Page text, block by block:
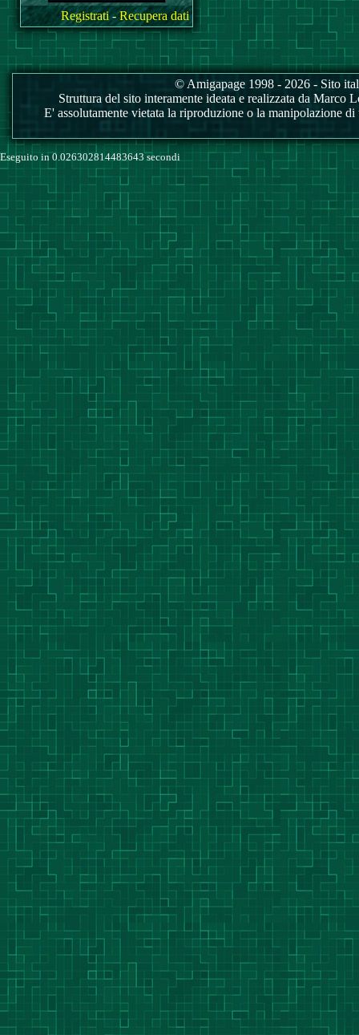
Registrati-Recupera dati
© Amigapage 1998 - 2026 - Sito
Struttura del sito interamente ideata e realizzata da
E' assolutamente vietata la riproduzione o la manipolazione
Eseguito in 0.026302814483643 secondi